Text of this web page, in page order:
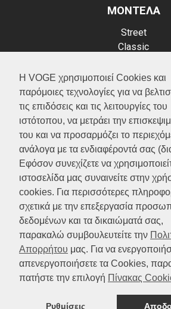
Η VOGE χρησιμοποιεί Cookies και
παρόμοιες τεχνολογίες για να
τις επιδόσεις και τις λειτουργίες του
ιστότοπου, να μετράει την
του και να προσαρμόζει το
ανάλογα με τα ενδιαφέροντά σας
Εφόσον συνεχίζετε να
ιστοσελίδα μας συναινείτε στην
cookies. Για περισσότερες
σχετικά με την επεξεργασία
δεδομένων και τα δικαιώματά σας,
παρακαλώ συμβουλευτείτε την
Απορρήτου μας. Για να
απενεργοποιήσετε τα Cookies,
πατήστε την επιλογή Πίνακας
Ρυθμίσεις
ΜΟΝΤΕΛΑ
Street
Classic
Scooter
ATV (Loncin)
ΥΠΗΡΕΣΙΕΣ
Test ride
Επικοινωνία
Service
Κατάλογος
FAQ
SOCIAL MEDIA